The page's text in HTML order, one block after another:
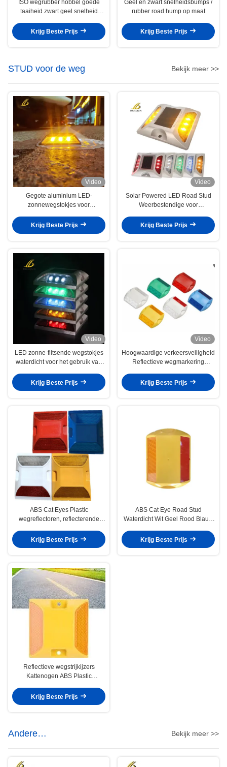
ISO wegrubber hobbel goede
taaiheid zwart geel snelheid
Krijg Beste Prijs
Geel en zwart snelheidsbumps /
rubber road hump op maat
Krijg Beste Prijs
STUD voor de weg Bekijk meer >>
Video
Gegote aluminium LED-
zonnewegstokjes voor
verkeersveiligheid
Krijg Beste Prijs
Video
Solar Powered LED Road Stud
Weerbestendige voor
Krijg Beste Prijs
Video
LED zonne-flitsende wegstokjes
waterdicht voor het gebruik van
Krijg Beste Prijs
Video
Hoogwaardige verkeersveiligheid
Reflectieve wegmarkering
Krijg Beste Prijs
ABS Cat Eyes Plastic
wegreflectoren, reflecterende
Blauw
Krijg Beste Prijs
ABS Cat Eye Road Stud
Waterdicht Wit Geel Rood Blauw
Krijg Beste Prijs
Reflectieve wegstrijkijzers
Kattenogen ABS Plastic
Krijg Beste Prijs
Andere
verkeersveiligheidsproducten
Bekijk meer >>